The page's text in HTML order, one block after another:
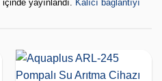
içinde yayınlandı.
Kalıcı bağlantıyı